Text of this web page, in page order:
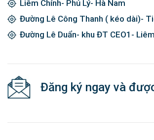
0979.311.468
Liêm Chính- Phủ Lý- Hà Nam
Đường Lê Công Thanh ( kéo dài)-
Đường Lê Duẩn- khu ĐT CEO1- Liêm